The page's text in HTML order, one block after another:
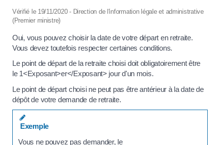
Vérifié le 19/11/2020 - Direction de l'information légale et administrative
(Premier ministre)
Oui, vous pouvez choisir la date de votre départ en retraite.
Vous devez toutefois respecter certaines conditions.
Le point de départ de la retraite choisi doit obligatoirement être
le 1<Exposant>er</Exposant> jour d'un mois.
Le point de départ choisi ne peut pas être antérieur à la date de
dépôt de votre demande de retraite.
Exemple
Vous ne pouvez pas demander, le